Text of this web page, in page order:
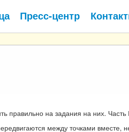
Пресс-центр
правильно на задания на них.
между точками вместе,